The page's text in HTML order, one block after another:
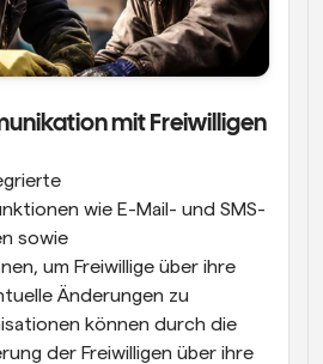
mit Freiwilligen
wie E-Mail- und SMS-
sowie
um Freiwillige über ihre
Änderungen zu
können durch die
der Freiwilligen über ihre